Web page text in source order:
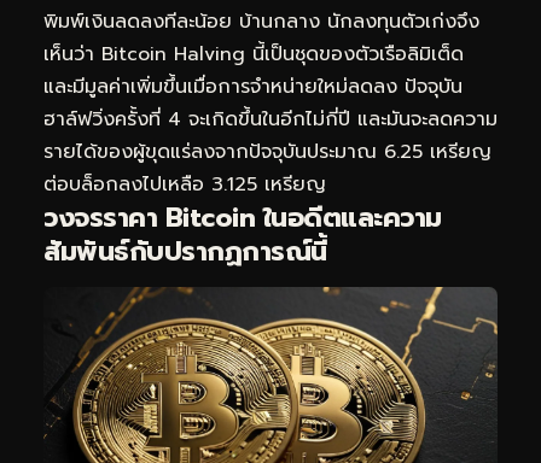
พิมพ์เงินลดลงทีละน้อย บ้านกลาง นักลงทุนตัวเก่งจึง
เห็นว่า Bitcoin Halving นี้เป็นชุดของตัวเรือลิมิเต็ด
และมีมูลค่าเพิ่มขึ้นเมื่อการจำหน่ายใหม่ลดลง ปัจจุบัน
ฮาล์ฟวิ่งครั้งที่ 4 จะเกิดขึ้นในอีกไม่กี่ปี และมันจะลดความ
รายได้ของผู้ขุดแร่ลงจากปัจจุบันประมาณ 6.25 เหรียญ
ต่อบล็อกลงไปเหลือ 3.125 เหรียญ
วงจรราคา Bitcoin ในอดีตและความ
สัมพันธ์กับปรากฏการณ์นี้